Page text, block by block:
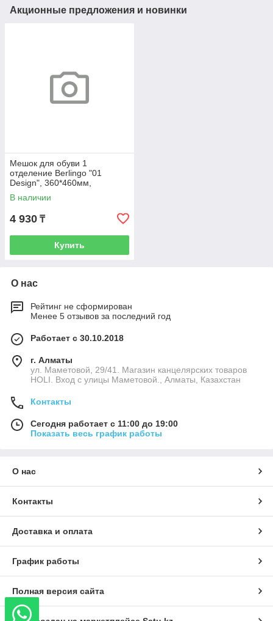
Акционные предложения и новинки
Мешок для обуви 1
отделение Berlingo "01
Design", 360*460мм,
вентиляционная сеточка ,
светоотражающа
В наличии
4 930 ₸
Купить
О нас
Рейтинг не сформирован
Менее 5 отзывов за последний год
Работает с 30.10.2018
г. Алматы
ул. Маметовой, 29/41. Магазин канцелярских товаров
HOLI. Вход с улицы Маметовой., Алматы, Казахстан
Контакты
Сегодня работает с 11:00 до 19:00
Показать весь график работы
О нас
Контакты
Доставка и оплата
График работы
Полная версия сайта